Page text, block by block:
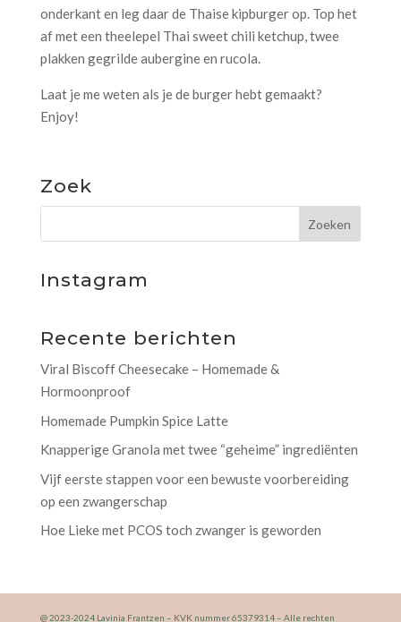
onderkant en leg daar de Thaise kipburger op. Top het
af met een theelepel Thai sweet chili ketchup, twee
plakken gegrilde aubergine en rucola.
Laat je me weten als je de burger hebt gemaakt?
Enjoy!
Zoek
Instagram
Recente berichten
Viral Biscoff Cheesecake – Homemade &
Hormoonproof
Homemade Pumpkin Spice Latte
Knapperige Granola met twee “geheime” ingrediënten
Vijf eerste stappen voor een bewuste voorbereiding
op een zwangerschap
Hoe Lieke met PCOS toch zwanger is geworden
@ 2023-2024 Lavinia Frantzen – KVK nummer 65379314 – Alle rechten